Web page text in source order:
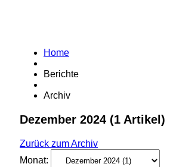
Home
Berichte
Archiv
Dezember 2024 (1 Artikel)
Zurück zum Archiv
Monat: